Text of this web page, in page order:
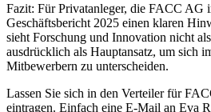
Fazit: Für Privatanleger, die FACC AG
Geschäftsbericht 2025 einen klaren
sieht Forschung und Innovation nicht
ausdrücklich als Hauptansatz, um sich
Mitbewerbern zu unterscheiden.
Lassen Sie sich in den Verteiler für
eintragen. Einfach eine E-Mail an Eva